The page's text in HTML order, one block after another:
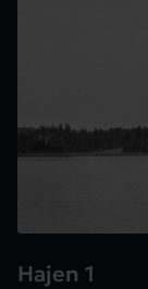
Hajen 1